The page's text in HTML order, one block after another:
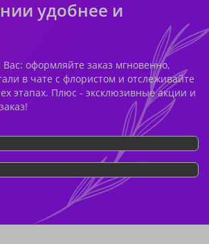
удобнее и
оформляйте заказ мгновенно,
в чате с флористом и отслеживайте
этапах. Плюс - эксклюзивные акции и